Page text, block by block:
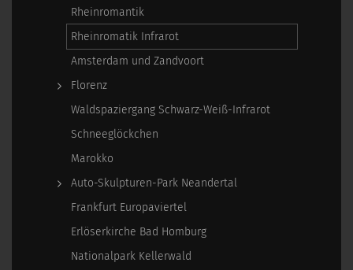
Rheinromantik
Rheinromatik Infrarot
Amsterdam und Zandvoort
Florenz
Waldspaziergang Schwarz-Weiß-Infrarot
Schneeglöckchen
Marokko
Auto-Skulpturen-Park Neandertal
Frankfurt Europaviertel
Erlöserkirche Bad Homburg
Nationalpark Kellerwald